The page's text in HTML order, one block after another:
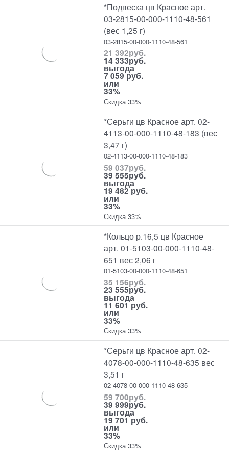
*Подвеска цв Красное арт.
03-2815-00-000-1110-48-561
(вес 1,25 г)
03-2815-00-000-1110-48-561
21 392руб.
14 333руб.
выгода
7 059 руб.
или
33%
Скидка 33%
*Серьги цв Красное арт. 02-
4113-00-000-1110-48-183 (вес
3,47 г)
02-4113-00-000-1110-48-183
59 037руб.
39 555руб.
выгода
19 482 руб.
или
33%
Скидка 33%
*Кольцо р.16,5 цв Красное
арт. 01-5103-00-000-1110-48-
651 вес 2,06 г
01-5103-00-000-1110-48-651
35 156руб.
23 555руб.
выгода
11 601 руб.
или
33%
Скидка 33%
*Серьги цв Красное арт. 02-
4078-00-000-1110-48-635 вес
3,51 г
02-4078-00-000-1110-48-635
59 700руб.
39 999руб.
выгода
19 701 руб.
или
33%
Скидка 33%